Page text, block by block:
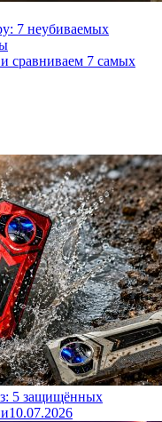
7 неубиваемых
сравниваем 7 самых
5 защищённых
10.07.2026